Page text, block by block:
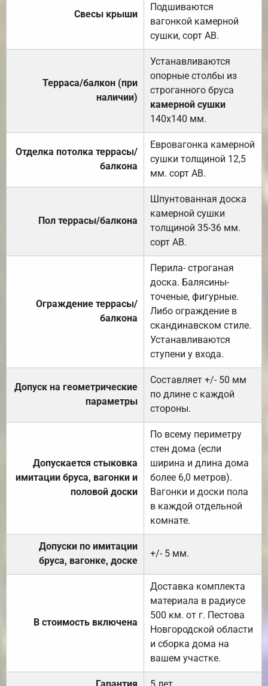
Свесы крыши
Подшиваются
вагонкой камерной
сушки, сорт АВ.
Терраса/балкон (при
наличии)
Устанавливаются
опорные столбы из
строганного бруса
камерной сушки
140х140 мм.
Отделка потолка террасы/
балкона
Евровагонка камерной
сушки толщиной 12,5
мм. сорт АВ.
Пол террасы/балкона
Шпунтованная доска
камерной сушки
толщиной 35-36 мм.
сорт АВ.
Ограждение террасы/
балкона
Перила- строганая
доска. Балясины-
точеные, фигурные.
Либо ограждение в
скандинавском стиле.
Устанавливаются
ступени у входа.
Допуск на геометрические
параметры
Составляет +/- 50 мм
по длине с каждой
стороны.
Допускается стыковка
имитации бруса, вагонки и
половой доски
По всему периметру
стен дома (если
ширина и длина дома
более 6,0 метров).
Вагонки и доски пола
в каждой отдельной
комнате.
Допуски по имитации
бруса, вагонке, доске
+/- 5 мм.
В стоимость включена
Доставка комплекта
материала в радиусе
500 км. от г. Пестова
Новгородской области
и сборка дома на
вашем участке.
Гарантия 5 лет.